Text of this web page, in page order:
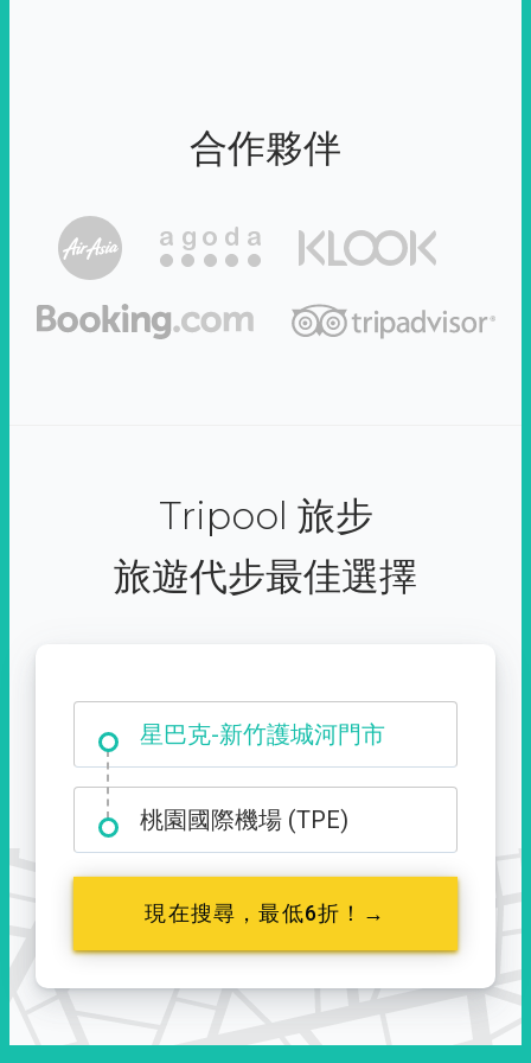
合作夥伴
Tripool 旅步
旅遊代步最佳選擇
星巴克-新竹護城河門市
大霸尖山登山口
桃園國際機場 (TPE)
現在搜尋，最低6折！→